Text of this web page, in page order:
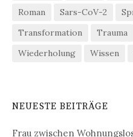
Roman
Sars-CoV-2
Transformation
Trauma
Wiederholung
Wissen
NEUESTE BEITRÄGE
Frau zwischen